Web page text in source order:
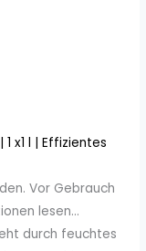
1 x1 l | Effizientes
Vor Gebrauch
lesen...
durch feuchtes